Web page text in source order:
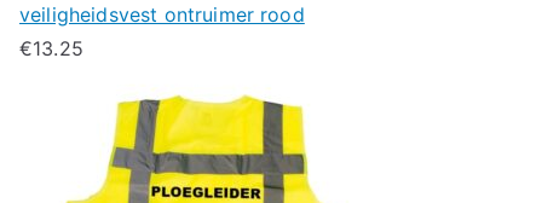
veiligheidsvest ontruimer rood
€13.25